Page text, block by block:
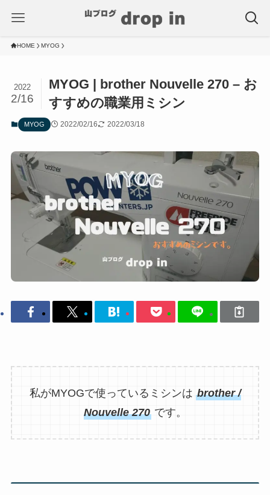
HOME MYOG
MYOG | brother Nouvelle 270 – お
すすめの職業用ミシン
2022
2/16
MYOG 2022/02/16 2022/03/18
私がMYOGで使っているミシンは brother /
Nouvelle 270です。